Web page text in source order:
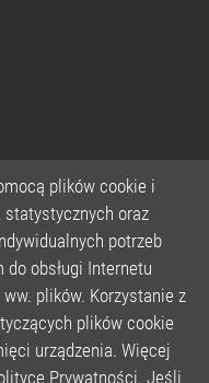
plików cookie i
oraz
potrzeb
do obsługi Internetu
plików. Korzystanie z
plików cookie
urządzenia. Więcej
Prywatności. Jeśli